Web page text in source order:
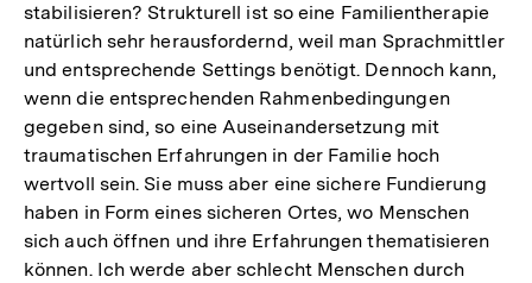
stabilisieren? Strukturell ist so eine Familientherapie
natürlich sehr herausfordernd, weil man Sprachmittler
und entsprechende Settings benötigt. Dennoch kann,
wenn die entsprechenden Rahmenbedingungen
gegeben sind, so eine Auseinandersetzung mit
traumatischen Erfahrungen in der Familie hoch
wertvoll sein. Sie muss aber eine sichere Fundierung
haben in Form eines sicheren Ortes, wo Menschen
sich auch öffnen und ihre Erfahrungen thematisieren
können. Ich werde aber schlecht Menschen durch